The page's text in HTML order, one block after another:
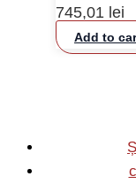
745,01 lei
Add to